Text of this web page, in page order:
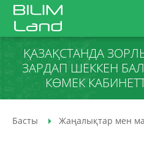
ҚАЗАҚСТАНДА
ЗАРДАП ШЕККЕН
КӨМЕК
Басты Жаңалықтар мен